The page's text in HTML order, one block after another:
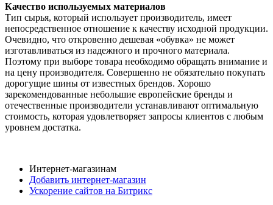
Качество используемых материалов
Тип сырья, который использует производитель, имеет
непосредственное отношение к качеству исходной продукции.
Очевидно, что откровенно дешевая «обувка» не может
изготавливаться из надежного и прочного материала.
Поэтому при выборе товара необходимо обращать внимание и
на цену производителя. Совершенно не обязательно покупать
дорогущие шины от известных брендов. Хорошо
зарекомендованные небольшие европейские бренды и
отечественные производители устанавливают оптимальную
стоимость, которая удовлетворяет запросы клиентов с любым
уровнем достатка.
Интернет-магазинам
Добавить интернет-магазин
Ускорение сайтов на Битрикс